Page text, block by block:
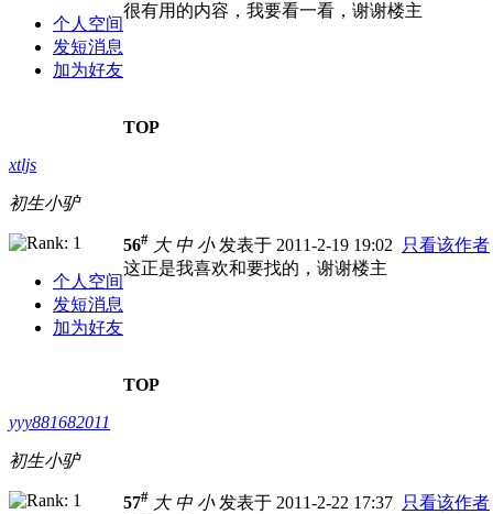
个人空间
发短消息
加为好友
很有用的内容，我要看一看，谢谢楼主
TOP
xtljs
初生小驴
个人空间
发短消息
加为好友
56# 大 中 小发表于 2011-2-19 19:02
只看该作者
这正是我喜欢和要找的，谢谢楼主
TOP
yyy881682011
初生小驴
57# 大 中 小发表于 2011-2-22 17:37 只看该作者